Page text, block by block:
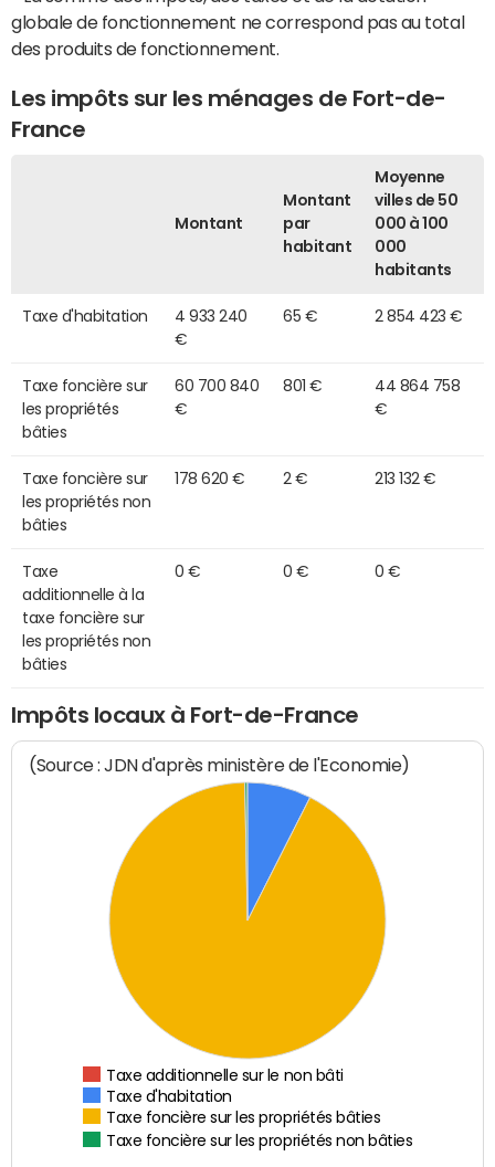
globale de fonctionnement ne correspond pas au total
des produits de fonctionnement.
Les impôts sur les ménages de Fort-de-
France
Montant
Montant
par
habitant
Moyenne
villes de 50
000 à 100
000
habitants
Taxe d'habitation
4 933 240
€
65 € 2 854 423 €
Taxe foncière sur
les propriétés
bâties
60 700 840
€
801 €
44 864 758
€
Taxe foncière sur
les propriétés non
bâties
178 620 € 2 € 213 132 €
Taxe
additionnelle à la
taxe foncière sur
les propriétés non
bâties
0 € 0 € 0 €
Impôts locaux à Fort-de-France
(Source : JDN d'après ministère de l'Economie)
Taxe additionnelle sur le non bâti
Taxe d'habitation
Taxe foncière sur les propriétés bâties
Taxe foncière sur les propriétés non bâties